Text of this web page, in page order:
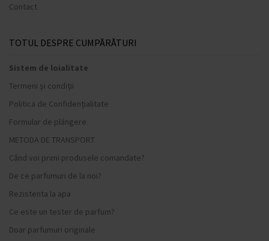
Contact
TOTUL DESPRE CUMPĂRĂTURI
Sistem de loialitate
Termeni și condiții
Politica de Confidențialitate
Formular de plângere
METODA DE TRANSPORT
Când voi primi produsele comandate?
De ce parfumuri de la noi?
Rezistenta la apa
Ce este un tester de parfum?
Doar parfumuri originale